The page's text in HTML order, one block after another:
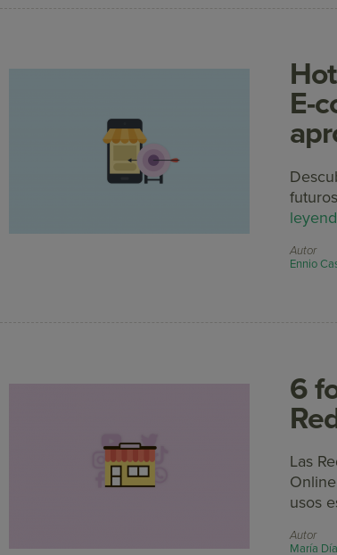
E-
Autor
Ennio
6
Las
usos
Autor
María